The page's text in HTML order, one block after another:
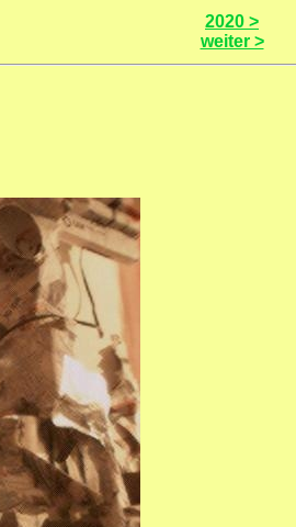
2020 >
weiter >